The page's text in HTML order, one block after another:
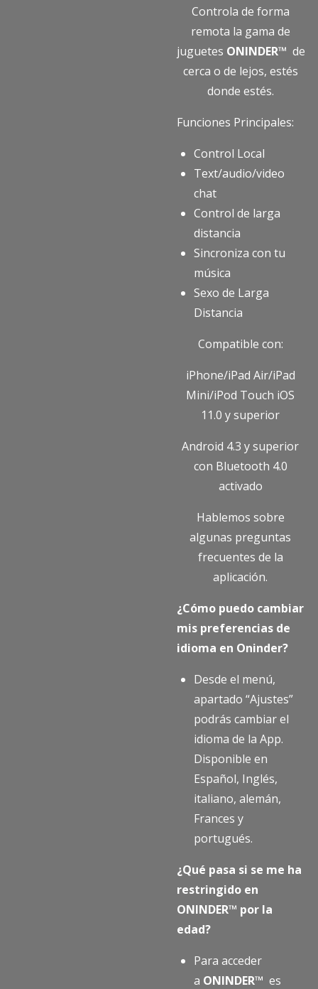
Controla de forma
remota la gama de
juguetes ONINDER™ de
cerca o de lejos, estés
donde estés.
Funciones Principales:
Control Local
Text/audio/video
chat
Control de larga
distancia
Sincroniza con tu
música
Sexo de Larga
Distancia
Compatible con:
iPhone/iPad Air/iPad
Mini/iPod Touch iOS
11.0 y superior
Android 4.3 y superior
con Bluetooth 4.0
activado
Hablemos sobre
algunas preguntas
frecuentes de la
aplicación.
¿Cómo puedo cambiar
mis preferencias de
idioma en Oninder?
Desde el menú,
apartado “Ajustes”
podrás cambiar el
idioma de la App.
Disponible en
Español, Inglés,
italiano, alemán,
Frances y
portugués.
¿Qué pasa si se me ha
restringido en
ONINDER™ por la
edad?
Para acceder
a ONINDER™ es